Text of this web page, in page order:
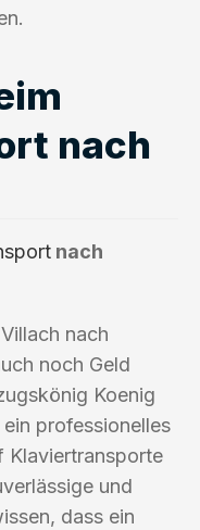
nach
nach
nach
noch Geld
Koenig
professionelles
Klaviertransporte
und
dass ein